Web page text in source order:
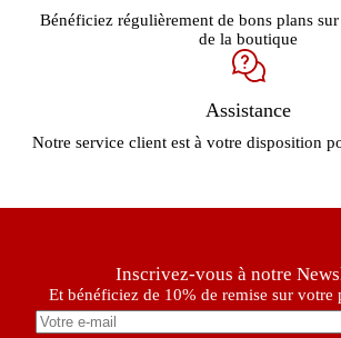
Bénéficiez régulièrement de bons plans
de la boutique
Assistance
Notre service client est à votre disposition
Inscrivez-vous à notre
Et bénéficiez de 10% de remise sur votre